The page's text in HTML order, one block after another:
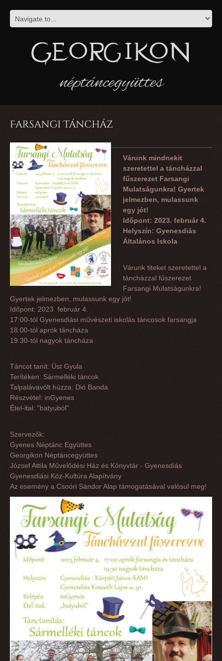
néptáncegyüttes
Farsangi Táncház
Várunk mindnekit
szeretettel a táncházzal
fűszerezet Farsangi
Mulatságunkra! Gyertek
jelmezben, mulassunk
egy jót!
Időpont: 2023. február 4.
Helyszín: Gyenesdiás
Általános Iskola
Várunk titeket szeretettel a
táncházzal fűszerezet
Farsangi Mulatságunkra!
Gyertek jelmezben, mulassunk egy jót!
Időpont: 2023. február 4.
17:00-tól Gyenesdiási művészeti iskolás táncosok farsangja
18:00-tól aprók táncháza
19:30-tól nagyok táncháza
Táncot tanít: Üst Gyula
Terítéken: Sármelléki táncok
Talpalávavólt húzza: Dió Banda
Részvétel: inGyenes
Étel-ital: "batyuból"
Szervezők:
Gyenes Néptánc Együttes
Georgikon Néptáncegyüttes
József Attila Művelődési Ház és Könyvtár - Gyenesdiás
Gyenesdiási Köz-Kultúra Alapítvány
Az esemény a Csoóri Sándor Alap támogatásával valósul meg!